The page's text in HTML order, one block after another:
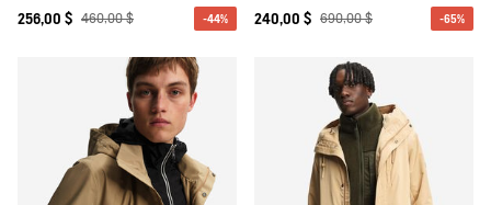
256,00 $ 460,00 $ -44% 240,00 $ 690,00 $ -65%